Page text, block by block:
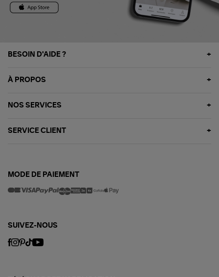
BESOIN D'AIDE ?
À PROPOS
NOS SERVICES
SERVICE CLIENT
MODE DE PAIEMENT
SUIVEZ-NOUS